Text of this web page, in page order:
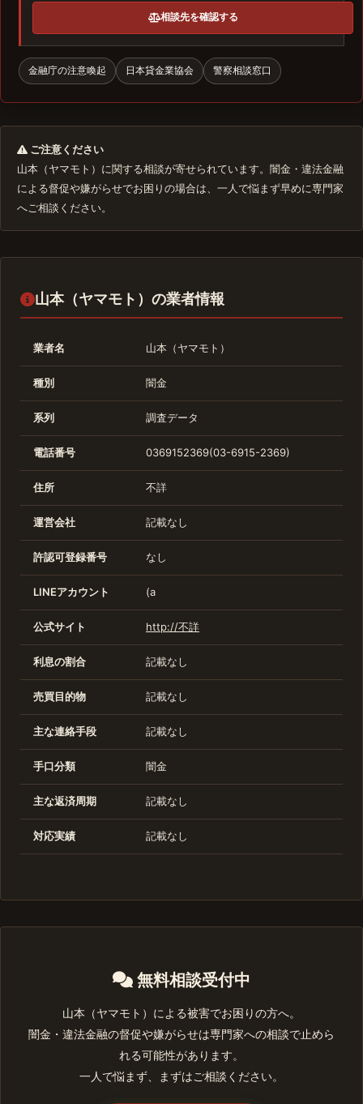
相談先を確認する
金融庁の注意喚起 日本貸金業協会 警察相談窓口
ご注意ください
山本（ヤマモト）に関する相談が寄せられています。闇金・違法金融
による督促や嫌がらせでお困りの場合は、一人で悩まず早めに専門家
へご相談ください。
山本（ヤマモト）の業者情報
業者名 山本（ヤマモト）
種別 闇金
系列 調査データ
電話番号 0369152369(03-6915-2369)
住所 不詳
運営会社 記載なし
許認可登録番号 なし
LINEアカウント (a
公式サイト http://不詳
利息の割合 記載なし
売買目的物 記載なし
主な連絡手段 記載なし
手口分類 闇金
主な返済周期 記載なし
対応実績 記載なし
無料相談受付中
山本（ヤマモト）による被害でお困りの方へ。
闇金・違法金融の督促や嫌がらせは専門家への相談で止めら
れる可能性があります。
一人で悩まず、まずはご相談ください。